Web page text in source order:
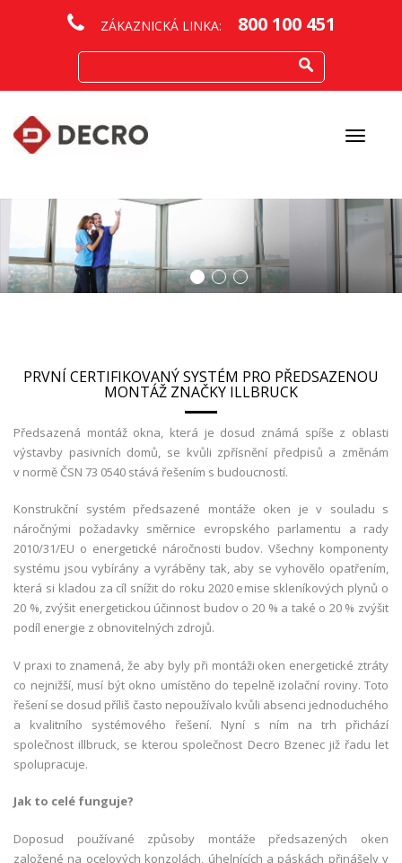
ZÁKAZNICKÁ LINKA: 800 100 451
Otevřít
PRVNÍ CERTIFIKOVANÝ SYSTÉM PRO PŘEDSAZENOU
MONTÁŽ ZNAČKY ILLBRUCK
Předsazená montáž okna, která je dosud známá spíše z oblasti
výstavby pasivních domů, se kvůli zpřísnění předpisů a změnám
v normě ČSN 73 0540 stává řešením s budoucností.
Konstrukční systém předsazené montáže oken je v souladu s
náročnými požadavky směrnice evropského parlamentu a rady
2010/31/EU o energetické náročnosti budov. Všechny komponenty
systému jsou vybírány a vyráběny tak, aby se vyhovělo opatřením,
která si kladou za cíl snížit do roku 2020 emise skleníkových plynů o
20 %, zvýšit energetickou účinnost budov o 20 % a také o 20 % zvýšit
podíl energie z obnovitelných zdrojů.
V praxi to znamená, že aby byly při montáži oken energetické ztráty
co nejnižší, musí být okno umístěno do tepelně izolační roviny. Toto
řešení se dosud příliš často nepoužívalo kvůli absenci jednoduchého
a kvalitního systémového řešení. Nyní s ním na trh přichází
společnost illbruck, se kterou společnost Decro Bzenec již řadu let
spolupracuje.
Jak to celé funguje?
Doposud používané způsoby montáže předsazených oken
založené na ocelových konzolách, úhelnících a páskách přinášely v